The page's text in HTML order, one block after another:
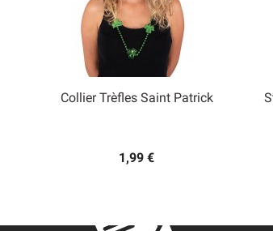
Collier Trèfles Saint Patrick
1,99 €